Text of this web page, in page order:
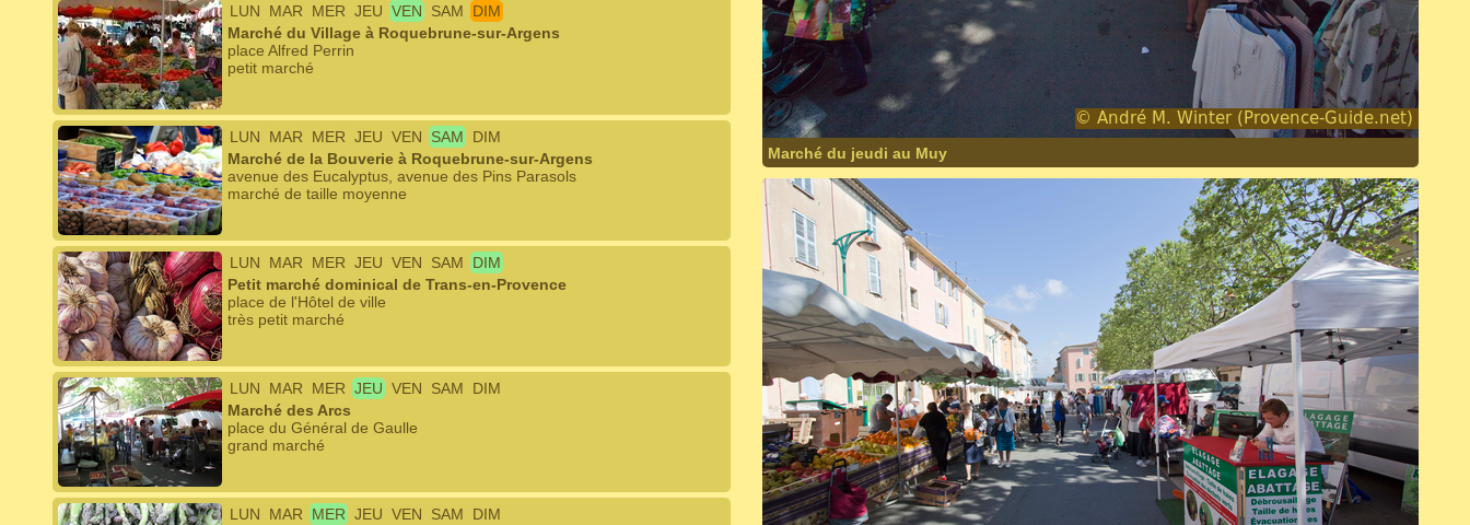
LUN MAR MER JEU VEN SAM
DIM
Marché du Village à Roquebrune-sur-Argens
place Alfred Perrin
petit marché
LUN MAR MER JEU VEN SAM
DIM
Marché de la Bouverie à Roquebrune-sur-Argens
avenue des Eucalyptus, avenue des Pins Parasols
marché de taille moyenne
LUN MAR MER JEU VEN SAM
DIM
Petit marché dominical de Trans-en-Provence
place de l'Hôtel de ville
très petit marché
LUN MAR MER JEU VEN SAM
DIM
Marché des Arcs
place du Général de Gaulle
grand marché
LUN MAR MER JEU VEN SAM
DIM
Marché du jeudi au Muy